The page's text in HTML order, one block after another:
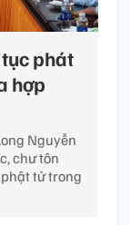
phát
hợp
Nguyễn
chư tôn
tử trong